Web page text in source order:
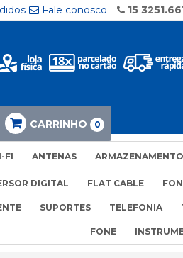
Fale conosco 15
CARRINHO 0
FI ANTENAS ARMAZENAMENTO
DIGITAL FLAT CABLE
SUPORTES TELEFONIA
FONE